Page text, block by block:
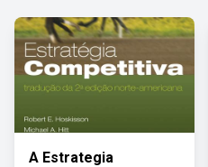
A Estrategia